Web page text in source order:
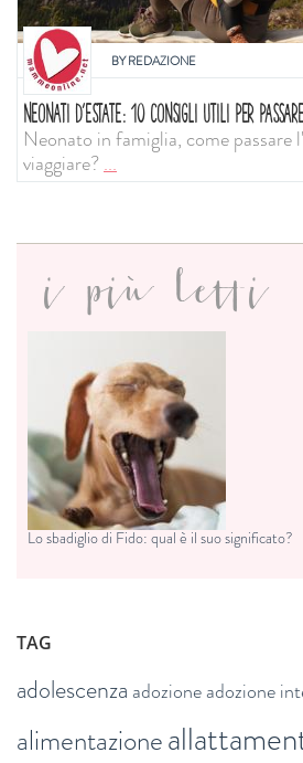
BYREDAZIONE
NEONATI D'ESTATE: 10 CONSIGLI UTILI PER
Neonato in famiglia, come passare
viaggiare?...
i più letti
Lo sbadiglio di Fido: qual è il suo significato?
TAG
adolescenza adozioneadozione
alimentazione